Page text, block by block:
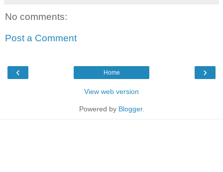
No comments:
Post a Comment
‹ ›
Home
View web version
Powered by Blogger.